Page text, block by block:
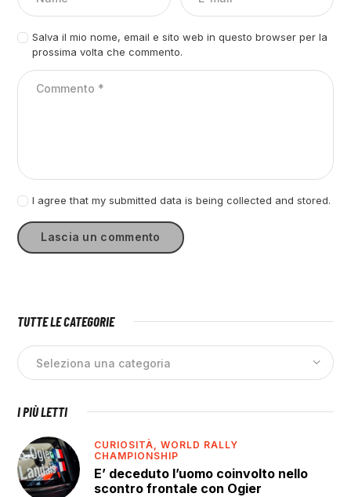
Salva il mio nome, email e sito web in questo browser per la
prossima volta che commento.
I agree that my submitted data is being collected and stored.
TUTTE LE CATEGORIE
I PIÙ LETTI
CURIOSITÀ,WORLD RALLY
CHAMPIONSHIP
E’ deceduto l’uomo coinvolto nello
scontro frontale con Ogier